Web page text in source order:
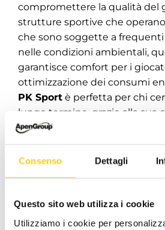
Consenso Dettagli
Questo sito web utilizza i cookie
Utilizziamo i cookie per
compromettere la qualità del
strutture sportive che operano
che sono soggette a
nelle condizioni ambientali,
garantisce comfort per i
ottimizzazione dei consumi
PK Sportè perfetta per chi
lungo termine, grazie alla sua
adattarsi alle necessità
utilizzo.
caratteristiche
nostri impianti per